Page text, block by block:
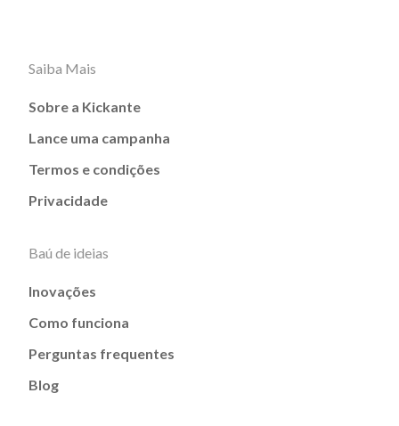
Saiba Mais
Sobre a Kickante
Lance uma campanha
Termos e condições
Privacidade
Baú de ideias
Inovações
Como funciona
Perguntas frequentes
Blog